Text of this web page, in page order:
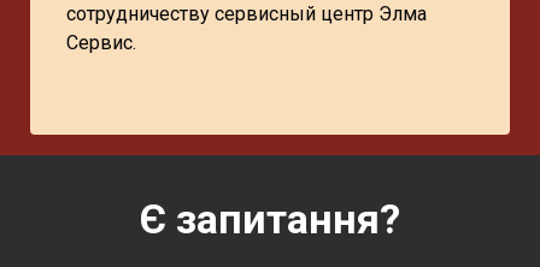
сотрудничеству сервисный центр Элма
Сервис.
Є запитання?